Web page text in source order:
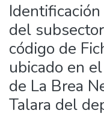
Estad. Externas
Guias ▾
del
código de
ubicado en
de La Brea
Talara del